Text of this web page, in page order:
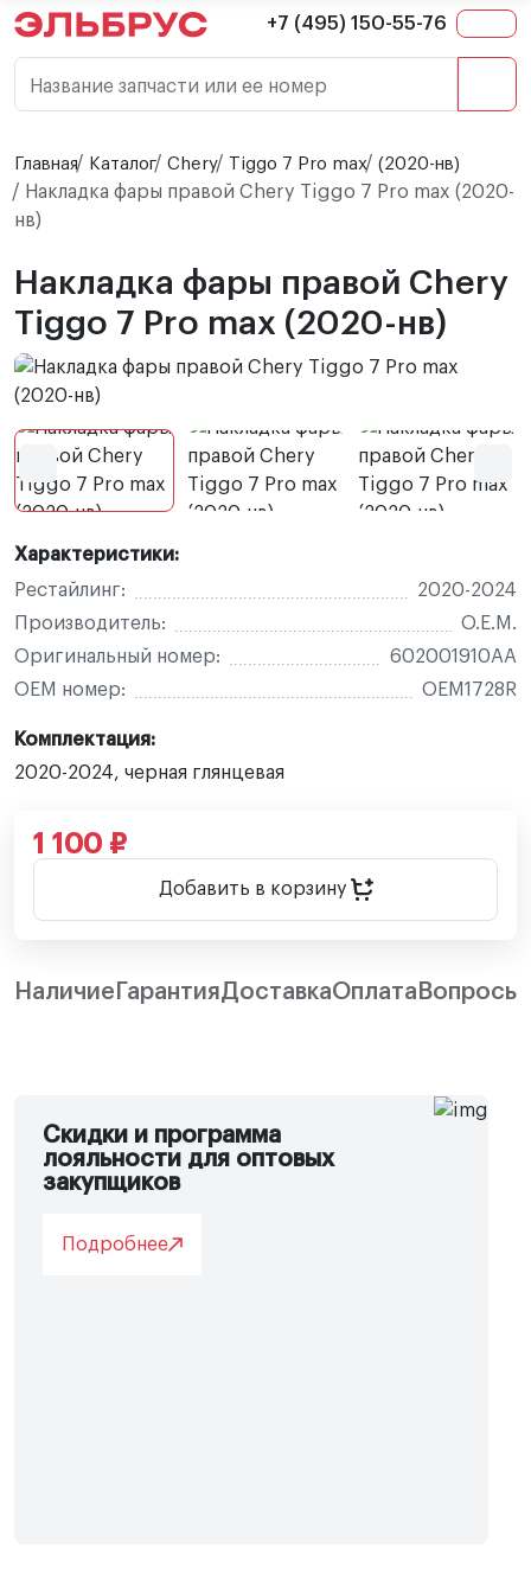
+7 (495) 150-55-76
Название запчасти или ее номер
Главная Каталог Chery Tiggo 7 Pro max (2020-нв)
Накладка фары правой Chery Tiggo 7 Pro max (2020-
нв)
Накладка фары правой Chery
Tiggo 7 Pro max (2020-нв)
Характеристики:
Рестайлинг:
2020-2024
Производитель:
O.E.M.
Оригинальный номер:
602001910AA
OEM номер:
OEM1728R
Комплектация:
2020-2024, черная глянцевая
1 100 ₽
Добавить в корзину
Наличие ГарантияДоставкаОплата
Скидки и программа
лояльности для оптовых
закупщиков
Подробнее